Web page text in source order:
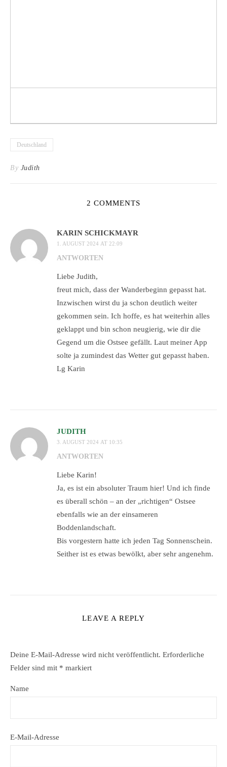
Deutschland
By Judith
2 COMMENTS
KARIN SCHICKMAYR
1. AUGUST 2024 AT 22:09
ANTWORTEN
Liebe Judith,
freut mich, dass der Wanderbeginn gepasst hat.
Inzwischen wirst du ja schon deutlich weiter
gekommen sein. Ich hoffe, es hat weiterhin alles
geklappt und bin schon neugierig, wie dir die
Gegend um die Ostsee gefällt. Laut meiner App
solte ja zumindest das Wetter gut gepasst haben.
Lg Karin
JUDITH
3. AUGUST 2024 AT 10:35
ANTWORTEN
Liebe Karin!
Ja, es ist ein absoluter Traum hier! Und ich finde
es überall schön – an der „richtigen“ Ostsee
ebenfalls wie an der einsameren
Boddenlandschaft.
Bis vorgestern hatte ich jeden Tag Sonnenschein.
Seither ist es etwas bewölkt, aber sehr angenehm.
LEAVE A REPLY
Deine E-Mail-Adresse wird nicht veröffentlicht. Erforderliche
Felder sind mit * markiert
Name
E-Mail-Adresse